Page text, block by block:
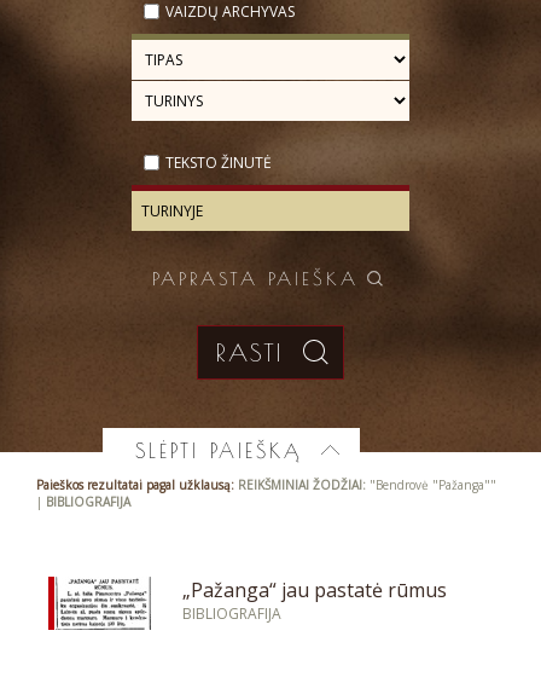
VAIZDŲ ARCHYVAS
TEKSTO ŽINUTĖ
PAPRASTA PAIEŠKA
SLĖPTI PAIEŠKĄ
Paieškos rezultatai pagal užklausą: REIKŠMINIAI ŽODŽIAI: "Bendrovė "Pažanga""
| BIBLIOGRAFIJA
„Pažanga“ jau pastatė rūmus
BIBLIOGRAFIJA